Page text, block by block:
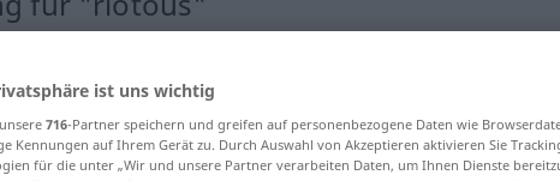
ist uns wichtig
716-Partner speichern und greifen auf personenbezogene Daten wie
Kennungen auf Ihrem Gerät zu. Durch Auswahl von Akzeptieren aktivieren Sie
für die unter „Wir und unsere Partner verarbeiten Daten, um Ihnen Dienste